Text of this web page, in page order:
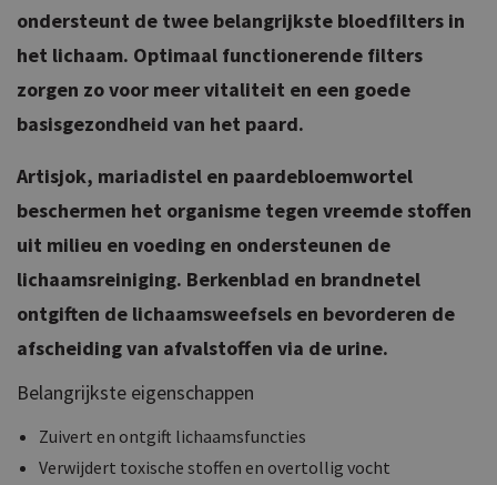
ondersteunt de twee belangrijkste bloedfilters in
het lichaam. Optimaal functionerende filters
zorgen zo voor meer vitaliteit en een goede
basisgezondheid van het paard.
Artisjok, mariadistel en paardebloemwortel
beschermen het organisme tegen vreemde stoffen
uit milieu en voeding en ondersteunen de
lichaamsreiniging. Berkenblad en brandnetel
ontgiften de lichaamsweefsels en bevorderen de
afscheiding van afvalstoffen via de urine.
Belangrijkste eigenschappen
Zuivert en ontgift lichaamsfuncties
Verwijdert toxische stoffen en overtollig vocht